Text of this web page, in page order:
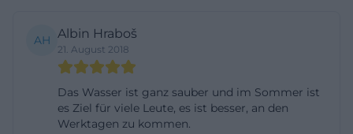
Rettenbach, Mainkofen, Pankofen und Plattling.
Genau diese Informationen sind für den Burgsee
wichtig, weil der See laut Stadtangaben hinter dem
elypso liegt und sich damit im direkten Umfeld
dieser Adresse befindet. Wer also mit dem Auto
AH Albin Hraboš
21. August 2018
Das Wasser ist ganz sauber und im Sommer ist
es Ziel für viele Leute, es ist besser, an den
Werktagen zu kommen.